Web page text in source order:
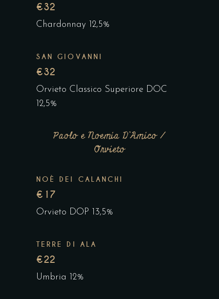
€32
Chardonnay 12,5%
SAN GIOVANNI
€32
Orvieto Classico Superiore DOC
12,5%
Paolo e Noemia D’Amico /
Orvieto
NOÈ DEI CALANCHI
€17
Orvieto DOP 13,5%
TERRE DI ALA
€22
Umbria 12%